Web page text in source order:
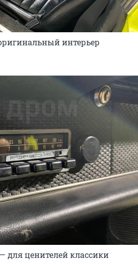
интерьер
ценителей классики